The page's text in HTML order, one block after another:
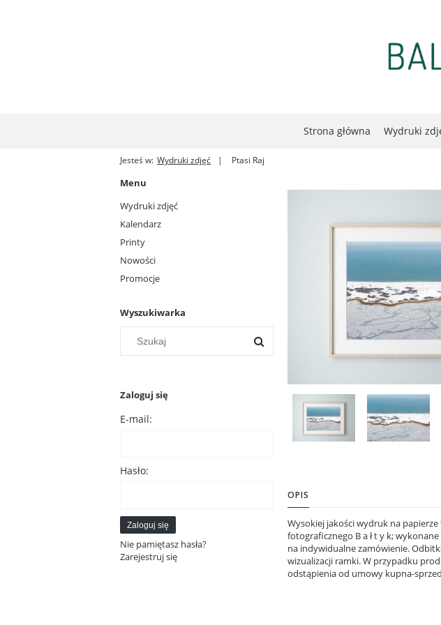
Strona główna Wydruki
Jesteś w: Wydruki zdjęć Ptasi Raj
Menu
Wydruki zdjęć
Kalendarz
Printy
Nowości
Promocje
Wyszukiwarka
Zaloguj się
E-mail:
Hasło:
Zaloguj się
Nie pamiętasz hasła?
Zarejestruj się
OPIS
Wysokiej jakości wydruk na
fotograficznego B a ł t y k;
na indywidualne zamówienie.
wizualizacji ramki. W przypadku
odstąpienia od umowy kupna-